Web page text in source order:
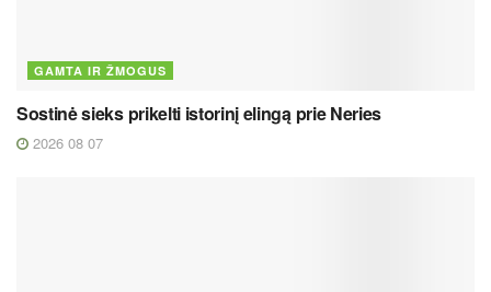
GAMTA IR ŽMOGUS
Sostinė sieks prikelti istorinį elingą prie Neries
2026 08 07